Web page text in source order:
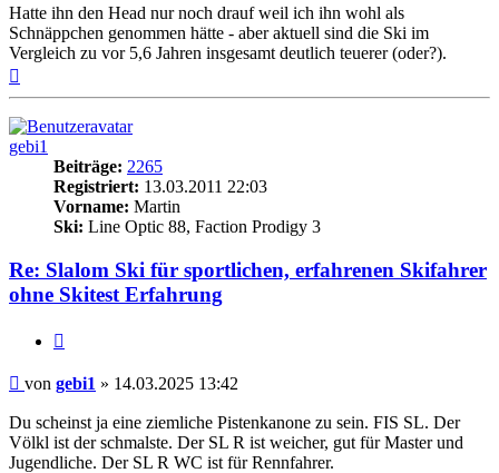
Hatte ihn den Head nur noch drauf weil ich ihn wohl als
Schnäppchen genommen hätte - aber aktuell sind die Ski im
Vergleich zu vor 5,6 Jahren insgesamt deutlich teuerer (oder?).
gebi1
Beiträge: 2265
Registriert: 13.03.2011 22:03
Vorname: Martin
Ski: Line Optic 88, Faction Prodigy 3
Re: Slalom Ski für sportlichen, erfahrenen Skifahrer
ohne Skitest Erfahrung
Beitrag
von gebi1 » 14.03.2025 13:42
Du scheinst ja eine ziemliche Pistenkanone zu sein. FIS SL. Der
Völkl ist der schmalste. Der SL R ist weicher, gut für Master und
Jugendliche. Der SL R WC ist für Rennfahrer.